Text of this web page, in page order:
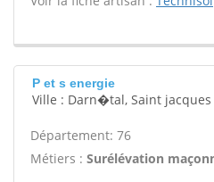
P et s energie
Ville : Darn�tal, Saint
Département: 76
Métiers : Surélévation